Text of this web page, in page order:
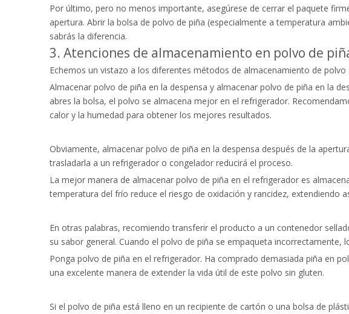
Por último, pero no menos importante, asegúrese de cerrar el paquete
apertura. Abrir la bolsa de polvo de piña (especialmente a temperatura
sabrás la diferencia.
3. Atenciones de almacenamiento en polvo de
Echemos un vistazo a los diferentes métodos de almacenamiento de polvo
Almacenar polvo de piña en la despensa y almacenar polvo de piña en la
abres la bolsa, el polvo se almacena mejor en el refrigerador.
calor y la humedad para obtener los mejores resultados.
Obviamente, almacenar polvo de piña en la despensa después de la
trasladarla a un refrigerador o congelador reducirá el proceso.
La mejor manera de almacenar polvo de piña en el refrigerador es
temperatura del frío reduce el riesgo de oxidación y rancidez, extendiendo
En otras palabras, recomiendo transferir el producto a un contenedor
su sabor general. Cuando el polvo de piña se empaqueta incorrectamente,
Ponga polvo de piña en el refrigerador. Ha comprado demasiada piña en
una excelente manera de extender la vida útil de este polvo sin gluten.
Si el polvo de piña está lleno en un recipiente de cartón o una bolsa de